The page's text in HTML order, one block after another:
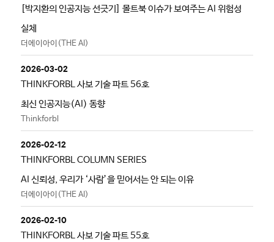
[박지환의 인공지능 선긋기] 몰트북 이슈가 보여주는 AI 위험성
실체
더에이아이(THE AI)
2026-03-02
THINKFORBL 사보 기술 파트 56호
최신 인공지능(AI) 동향
Thinkforbl
2026-02-12
THINKFORBL COLUMN SERIES
AI 신뢰성, 우리가 ‘사람’을 믿어서는 안 되는 이유
더에이아이(THE AI)
2026-02-10
THINKFORBL 사보 기술 파트 55호